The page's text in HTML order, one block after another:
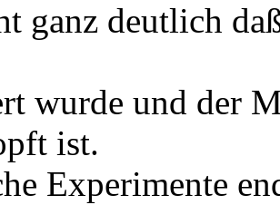
ganz deutlich
wurde und der
ist.
Experimente